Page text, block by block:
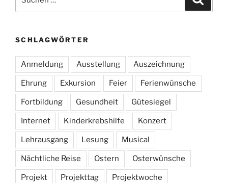
nach:
SCHLAGWÖRTER
Anmeldung Ausstellung Auszeichnung
Ehrung Exkursion Feier Ferienwünsche
Fortbildung Gesundheit Gütesiegel
Internet Kinderkrebshilfe Konzert
Lehrausgang Lesung Musical
Nächtliche Reise Ostern Osterwünsche
Projekt Projekttag Projektwoche